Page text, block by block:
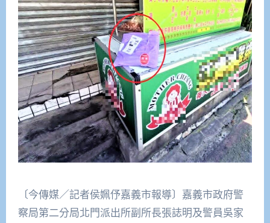
〔今傳媒／記者侯姵伃嘉義市報導〕嘉義市政府警
察局第二分局北門派出所副所長張誌明及警員吳家